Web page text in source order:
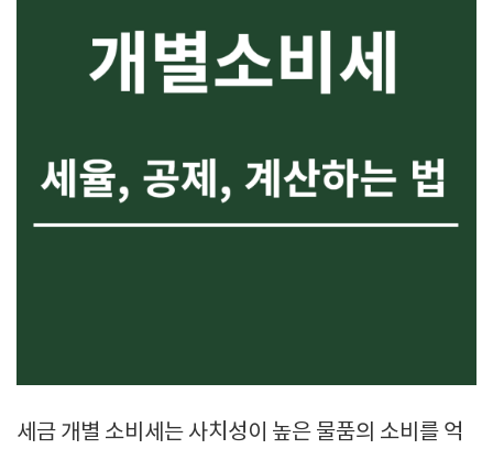
세금 개별 소비세는 사치성이 높은 물품의 소비를 억